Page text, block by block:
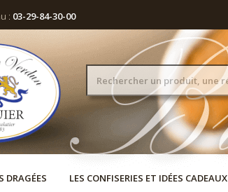
: 03-29-84-30-00
DRAGÉES LES CONFISERIES ET IDÉES CADEAUX